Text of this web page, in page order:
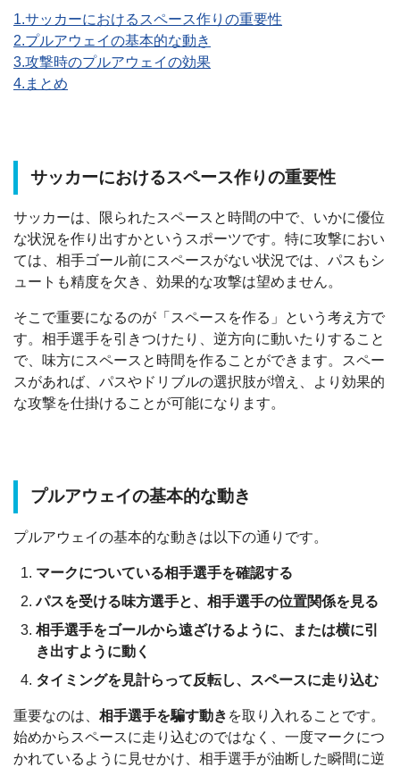
1.サッカーにおけるスペース作りの重要性
2.プルアウェイの基本的な動き
3.攻撃時のプルアウェイの効果
4.まとめ
サッカーにおけるスペース作りの重要性
サッカーは、限られたスペースと時間の中で、いかに優位
な状況を作り出すかというスポーツです。特に攻撃におい
ては、相手ゴール前にスペースがない状況では、パスもシ
ュートも精度を欠き、効果的な攻撃は望めません。
そこで重要になるのが「スペースを作る」という考え方で
す。相手選手を引きつけたり、逆方向に動いたりすること
で、味方にスペースと時間を作ることができます。スペー
スがあれば、パスやドリブルの選択肢が増え、より効果的
な攻撃を仕掛けることが可能になります。
プルアウェイの基本的な動き
プルアウェイの基本的な動きは以下の通りです。
マークについている相手選手を確認する
パスを受ける味方選手と、相手選手の位置関係を見る
相手選手をゴールから遠ざけるように、または横に引
き出すように動く
タイミングを見計らって反転し、スペースに走り込む
重要なのは、 相手選手を騙す動き を取り入れることです。
始めからスペースに走り込むのではなく、一度マークにつ
かれているように見せかけ、相手選手が油断した瞬間に逆